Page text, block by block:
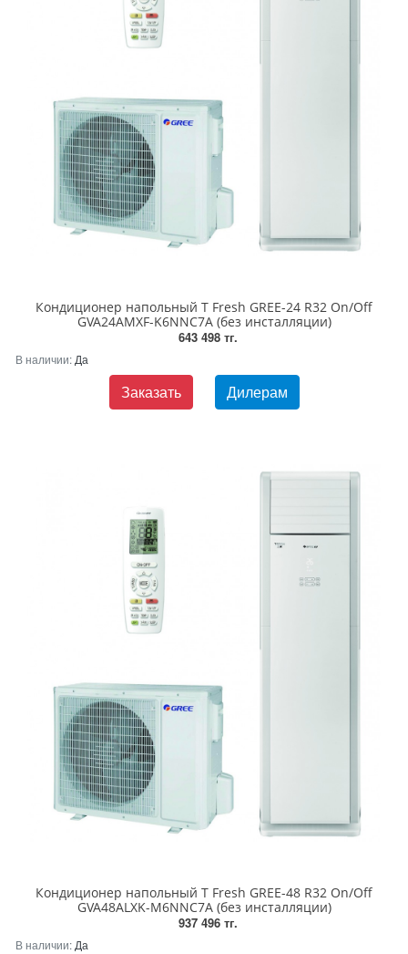
Кондиционер напольный T Fresh GREE-24 R32 On/Off
GVA24AMXF-K6NNC7A (без инсталляции)
643 498 тг.
В наличии: Да
Заказать Дилерам
Кондиционер напольный T Fresh GREE-48 R32 On/Off
GVA48ALXK-M6NNC7A (без инсталляции)
937 496 тг.
В наличии:Да